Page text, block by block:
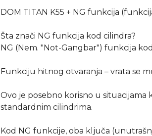
DOM TITAN K55 + NG funkcija
Šta znači NG funkcija kod cilindra?
NG (Nem. "Not-Gangbar") funkcija
Funkciju hitnog otvaranja – vrata se
Ovo je posebno korisno u
standardnim cilindrima.
Kod NG funkcije, oba ključa